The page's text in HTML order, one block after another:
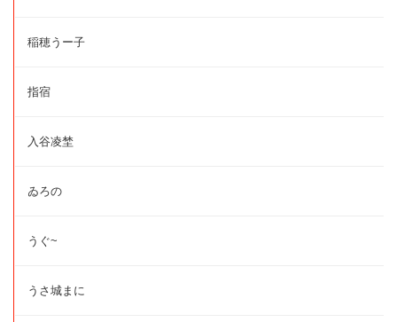
稲穂うー子
指宿
入谷凌埜
ゐろの
うぐ~
うさ城まに